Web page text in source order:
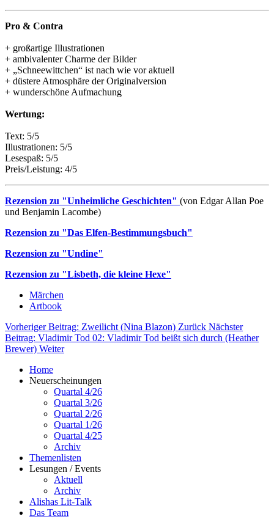
Pro & Contra
+ großartige Illustrationen
+ ambivalenter Charme der Bilder
+ „Schneewittchen“ ist nach wie vor aktuell
+ düstere Atmosphäre der Originalversion
+ wunderschöne Aufmachung
Wertung:
Text: 5/5
Illustrationen: 5/5
Lesespaß: 5/5
Preis/Leistung: 4/5
Rezension zu "Unheimliche Geschichten" (von Edgar Allan Poe
und Benjamin Lacombe)
Rezension zu "Das Elfen-Bestimmungsbuch"
Rezension zu "Undine"
Rezension zu "Lisbeth, die kleine Hexe"
Märchen
Artbook
Vorheriger Beitrag: Zweilicht (Nina Blazon) Zurück Nächster
Beitrag: Vladimir Tod 02: Vladimir Tod beißt sich durch (Heather
Brewer) Weiter
Home
Neuerscheinungen
Quartal 4/26
Quartal 3/26
Quartal 2/26
Quartal 1/26
Quartal 4/25
Archiv
Themenlisten
Lesungen / Events
Aktuell
Archiv
Alishas Lit-Talk
Das Team